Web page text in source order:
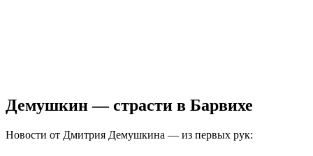
Демушкин — страсти в Барвихе
Новости от Дмитрия Демушкина — из первых рук: